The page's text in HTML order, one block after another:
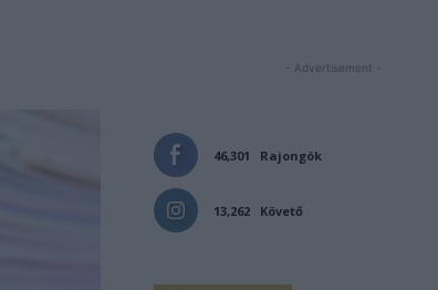
- Advertisement -
46,301 Rajongók
13,262 Követő